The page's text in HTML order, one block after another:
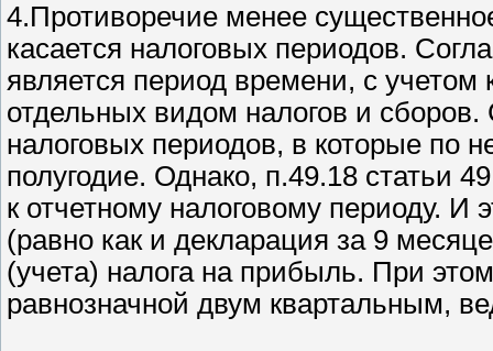
4.Противоречие менее
касается налоговых периодов.
является период времени, с учетом
отдельных видом налогов и
налоговых периодов, в которые по
полугодие. Однако, п.49.18 статьи
к отчетному налоговому периоду. И
(равно как и декларация за 9
(учета) налога на прибыль. При
равнозначной двум квартальным,